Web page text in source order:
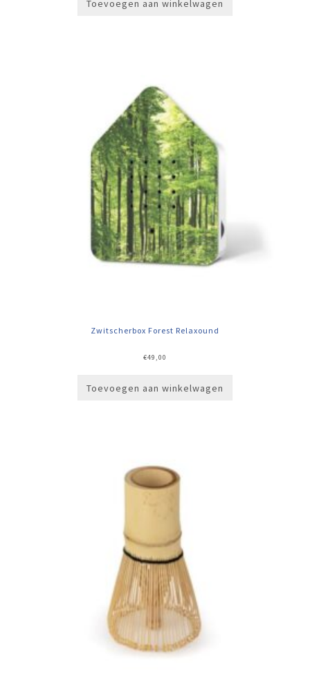
Toevoegen aan winkelwagen
Zwitscherbox Forest Relaxound
€49,00
Toevoegen aan winkelwagen